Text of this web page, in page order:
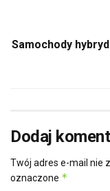
Samochody
Dodaj
Twój adres e-mail nie
oznaczone *